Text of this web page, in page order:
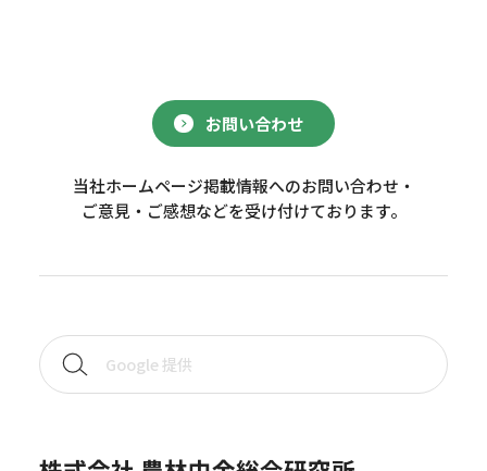
お問い合わせ
当社ホームページ掲載情報へのお問い合わせ・
ご意見・ご感想などを受け付けております。